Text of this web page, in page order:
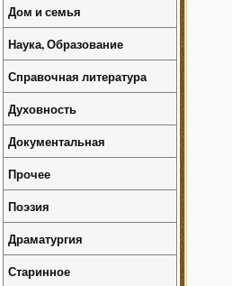
Дом и семья
Наука, Образование
Справочная литература
Духовность
Документальная
Прочее
Поэзия
Драматургия
Старинное